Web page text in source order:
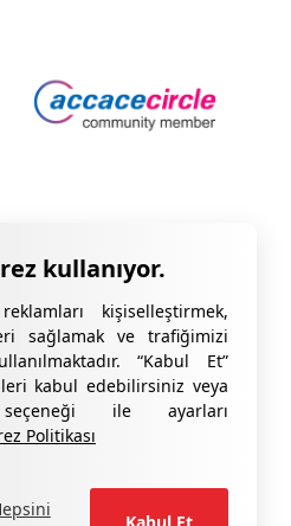
kişiselleştirmek,
sağlamak ve trafiğimizi
“Kabul Et”
kabul edebilirsiniz veya
ile ayarları
Politikası
Kabul Et
Hakkında Bilgilendirme
lütfen formu doldurun .